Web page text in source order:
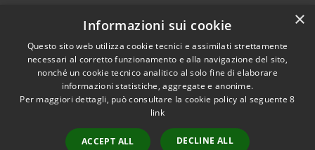
Dichiarazione di accessibilità
RSS
Copyright © 2026 • Comune di
Municipium •
×
Informazioni sui cookie
Questo sito web utilizza cookie tecnici e assimilati strettamente
necessari al corretto funzionamento e alla navigazione del sito,
nonché un cookie tecnico analitico al solo fine di elaborare
informazioni statistiche, aggregate e anonime.
Per maggiori dettagli, può consultare la cookie policy al seguente8
link
ACCEPT ALL DECLINE ALL